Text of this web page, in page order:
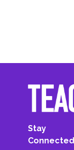
Stay
Connected